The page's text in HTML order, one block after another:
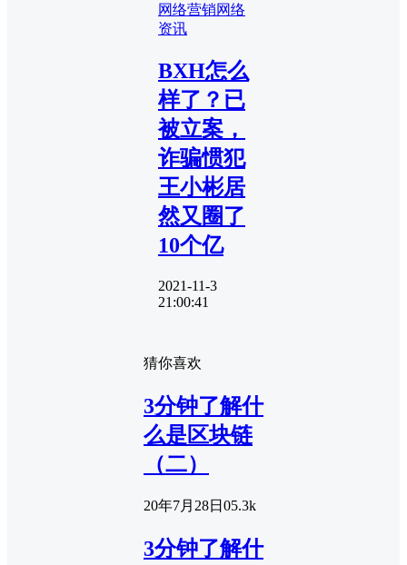
网络营销网络
资讯
BXH怎么
样了？已
被立案，
诈骗惯犯
王小彬居
然又圈了
10个亿
2021-11-3
21:00:41
猜你喜欢
3分钟了解什
么是区块链
（二）
20年7月28日 05.3k
3分钟了解什